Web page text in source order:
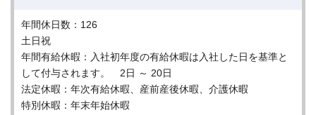
年間休日数：126
土日祝
年間有給休暇：入社初年度の有給休暇は入社した日を基準と
して付与されます。 2日 ～ 20日
法定休暇：年次有給休暇、産前産後休暇、介護休暇
特別休暇：年末年始休暇